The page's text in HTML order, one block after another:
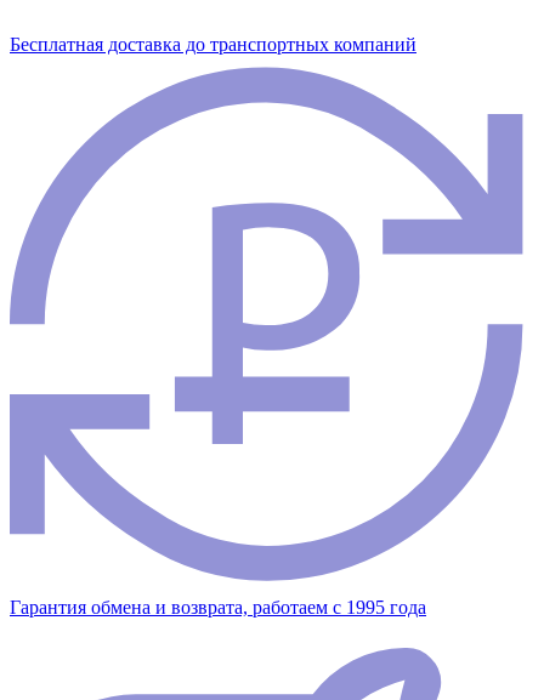
Бесплатная доставка до транспортных компаний
Гарантия обмена и возврата, работаем с 1995 года